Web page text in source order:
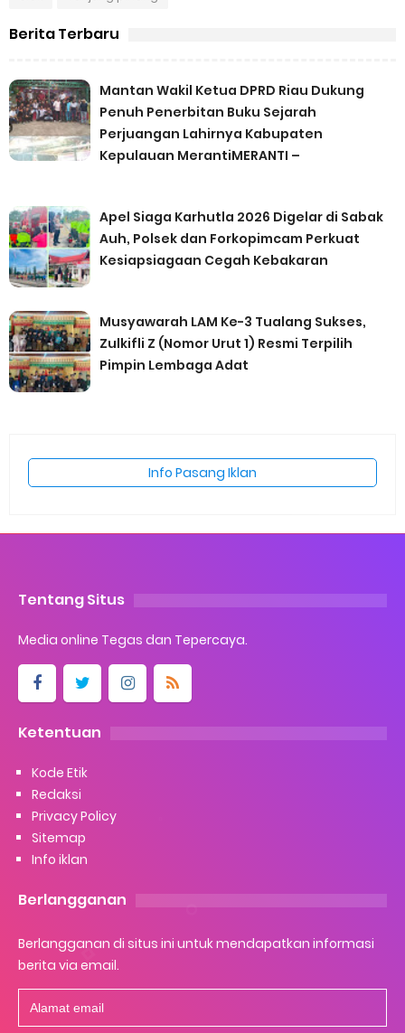
Berita Terbaru
Mantan Wakil Ketua DPRD Riau Dukung
Penuh Penerbitan Buku Sejarah
Perjuangan Lahirnya Kabupaten
Kepulauan MerantiMERANTI –
Apel Siaga Karhutla 2026 Digelar di Sabak
Auh, Polsek dan Forkopimcam Perkuat
Kesiapsiagaan Cegah Kebakaran
Musyawarah LAM Ke-3 Tualang Sukses,
Zulkifli Z (Nomor Urut 1) Resmi Terpilih
Pimpin Lembaga Adat
Info Pasang Iklan
Tentang Situs
Media online Tegas dan Tepercaya.
Ketentuan
Kode Etik
Redaksi
Privacy Policy
Sitemap
Info iklan
Berlangganan
Berlangganan di situs ini untuk mendapatkan informasi
berita via email.